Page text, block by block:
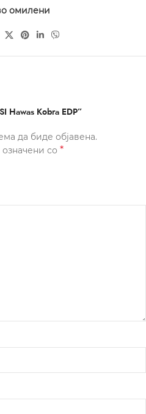
омилени
Hawas Kobra EDP”
да биде објавена.
со *